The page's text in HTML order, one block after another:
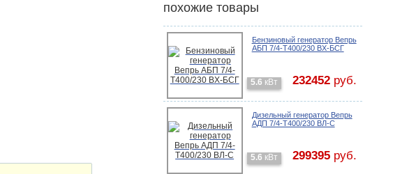
похожие товары
Бензиновый генератор Вепрь
АБП 7/4-T400/230 ВX-БСГ
5.6 кВт 232452руб.
Дизельный генератор Вепрь
АДП 7/4-T400/230 ВЛ-С
5.6 кВт 299395руб.